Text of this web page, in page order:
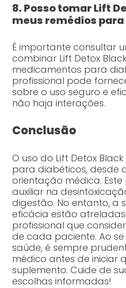
8. Posso tomar Lift
meus remédios
É importante consultar
combinar Lift Detox
medicamentos para
profissional pode
sobre o uso seguro e
não haja interações.
Conclusão
O uso do Lift Detox
para diabéticos, desde
orientação médica.
auxiliar na
digestão. No entanto, a
eficácia estão
profissional que
de cada paciente. Ao
saúde, é sempre
médico antes de iniciar
suplemento. Cuide de
escolhas informadas!